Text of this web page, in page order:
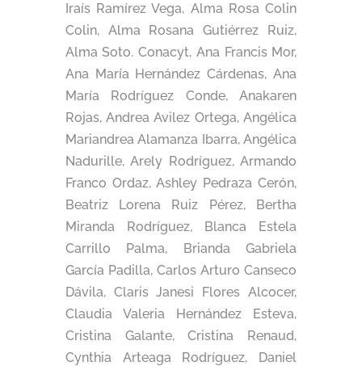
Iraís Ramírez Vega, Alma Rosa Colin
Colin, Alma Rosana Gutiérrez Ruiz,
Alma Soto. Conacyt, Ana Francis Mor,
Ana María Hernández Cárdenas, Ana
María Rodríguez Conde, Anakaren
Rojas, Andrea Avilez Ortega, Angélica
Mariandrea Alamanza Ibarra, Angélica
Nadurille, Arely Rodríguez, Armando
Franco Ordaz, Ashley Pedraza Cerón,
Beatriz Lorena Ruiz Pérez, Bertha
Miranda Rodríguez, Blanca Estela
Carrillo Palma, Brianda Gabriela
García Padilla, Carlos Arturo Canseco
Dávila, Claris Janesi Flores Alcocer,
Claudia Valeria Hernández Esteva,
Cristina Galante, Cristina Renaud,
Cynthia Arteaga Rodríguez, Daniel